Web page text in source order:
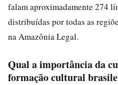
falam aproximadamente 274
distribuídas por todas as
na Amazônia Legal.
Qual a importância da
formação cultural